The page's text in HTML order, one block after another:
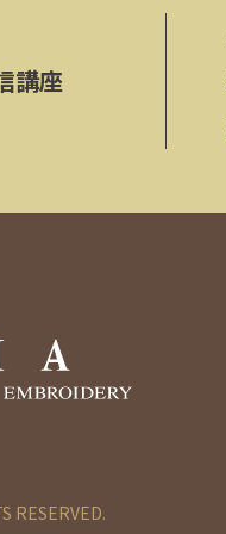
講座
RESERVED.